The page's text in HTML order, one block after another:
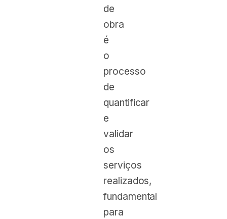
de
obra
é
o
processo
de
quantificar
e
validar
os
serviços
realizados,
fundamental
para